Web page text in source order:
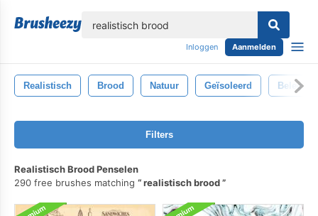
Inloggen Aanmelden
Realistisch Brood Natuur Geïsoleerd Belegd
Filters
Realistisch Brood Penselen
290 free brushes matching
realistisch brood